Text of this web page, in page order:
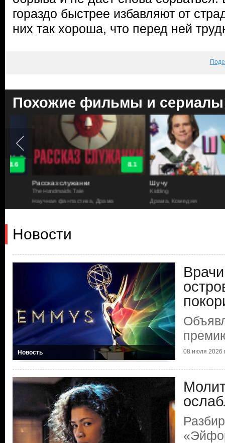
гораздо быстрее избавляют от
них так хороша, что перед ней
Похожие фильмы и сериалы
8.1
Рассказ служанки
The Handmaid's Tale
Научная фантастика, Драма Драма, Комедия
Новости
Новость 08 июля 2026